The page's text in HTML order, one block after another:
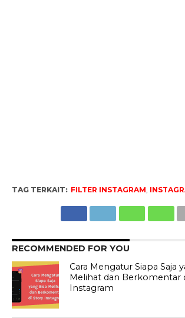
TAG TERKAIT: FILTER INSTAGRAM
RECOMMENDED FOR YOU
Cara Mengatur Siapa Saja
Melihat dan Berkomentar
Instagram